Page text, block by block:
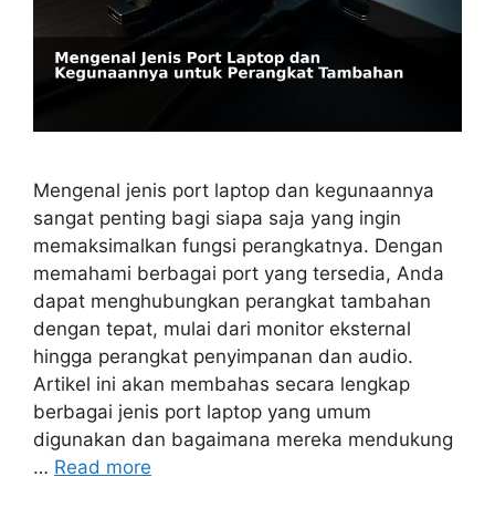
Mengenal jenis port laptop dan kegunaannya
sangat penting bagi siapa saja yang ingin
memaksimalkan fungsi perangkatnya. Dengan
memahami berbagai port yang tersedia, Anda
dapat menghubungkan perangkat tambahan
dengan tepat, mulai dari monitor eksternal
hingga perangkat penyimpanan dan audio.
Artikel ini akan membahas secara lengkap
berbagai jenis port laptop yang umum
digunakan dan bagaimana mereka mendukung
… Read more